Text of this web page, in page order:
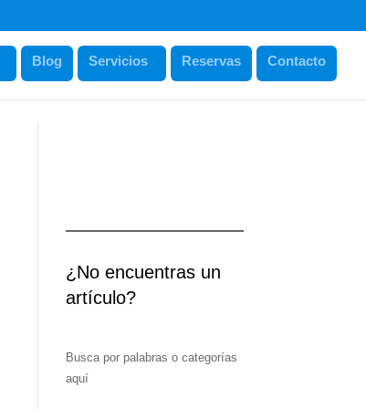
Blog Servicios Reservas Contacto
¿No encuentras un
artículo?
Busca por palabras o categorías
aquí